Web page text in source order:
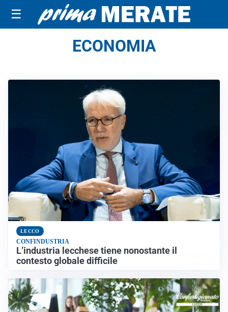
☰
ECONOMIA
LECCO
CONFINDUSTRIA
L’industria lecchese tiene nonostante il
contesto globale difficile